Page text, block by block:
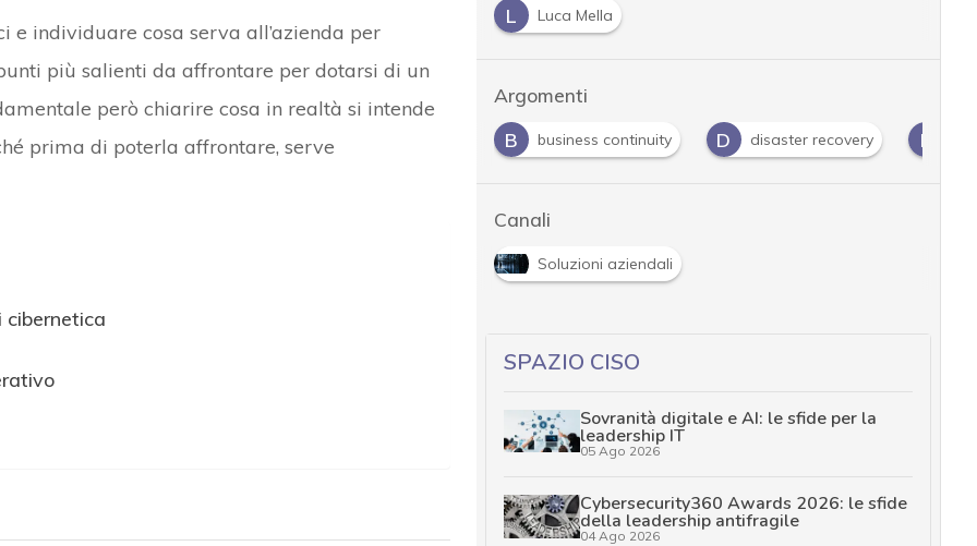
individuare cosa serva all’azienda per
più salienti da affrontare per dotarsi di un
però chiarire cosa in realtà si intende
prima di poterla affrontare, serve
L
Luca Mella
Argomenti
B
B business continuity D disaster recovery F
Canali
Soluzioni aziendali
SPAZIO CISO
Sovranità digitale e AI: le sfide per la
leadership IT
05 Ago 2026
Cybersecurity360 Awards 2026: le sfide
della leadership antifragile
04 Ago 2026